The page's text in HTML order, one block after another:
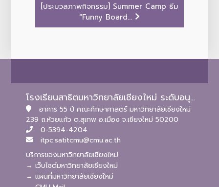
[ประมวลภาพกิจกรรม] Summer Camp ธีม
"Funny Board...
โรงเรียนสาธิตมหาวิทยาลัยเชียงใหม่ ระดับอนุบาลและประถมศึกษา
อาคาร 55 ปี คณะศึกษาศาสตร์ มหาวิทยาลัยเชียงใหม่
239 ถ.ห้วยแก้ว ต.สุเทพ อ.เมือง จ.เชียงใหม่ 50200
0-5394-4204
itpc.satitcmu@cmu.ac.th
บริการของมหาวิทยาลัยเชียงใหม่
→ เว็บไซต์มหาวิทยาลัยเชียงใหม่
→ แผนที่มหาวิทยาลัยเชียงใหม่